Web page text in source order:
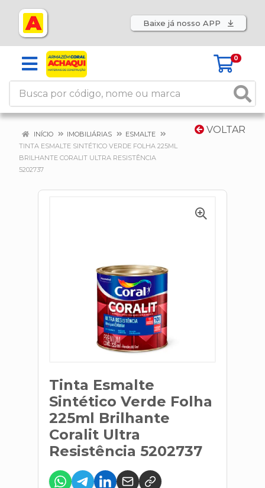
Baixe já nosso APP
0
VOLTAR
INÍCIO IMOBILIÁRIAS
ESMALTE
TINTA ESMALTE SINTÉTICO VERDE FOLHA 225ML
BRILHANTE CORALIT ULTRA RESISTÊNCIA
5202737
Tinta Esmalte
Sintético Verde Folha
225ml Brilhante
Coralit Ultra
Resistência 5202737